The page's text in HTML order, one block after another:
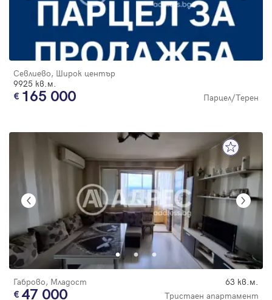
Севлиево, Широк център
9925 кв.м.
165 000 Парцел/Терен
Габрово, Младост 63 кв.м.
47 000 Тристаен апартамент